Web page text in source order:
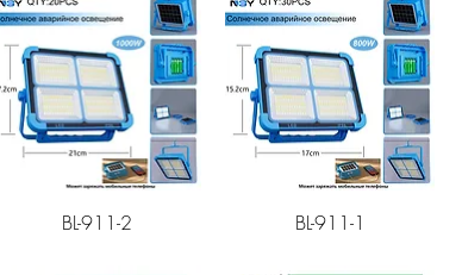
Быстрый просмотр
BL-911-2 Быстрый просмотр
BL-911-1